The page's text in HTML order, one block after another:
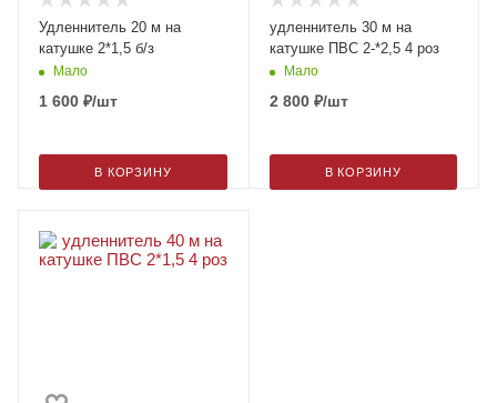
Удленнитель 20 м на
катушке 2*1,5 б/з
Мало
1 600 ₽/шт
В КОРЗИНУ
удленнитель 30 м на
катушке ПВС 2-*2,5 4 роз
Мало
2 800₽/шт
В КОРЗИНУ